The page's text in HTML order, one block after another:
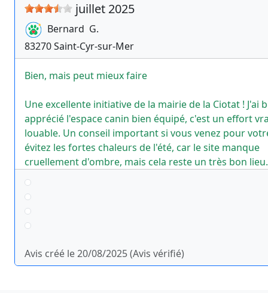
juillet 2025
Bernard G.
83270Saint-Cyr-sur-Mer
Bien, mais peut mieux faire
Une excellente initiative de la mairie de la Ciotat ! J'ai
apprécié l'espace canin bien équipé, c'est un effort
louable. Un conseil important si vous venez pour
évitez les fortes chaleurs de l'été, car le site manque
cruellement d'ombre, mais cela reste un très bon lieu.
Avis créé le 20/08/2025 (Avis vérifié)